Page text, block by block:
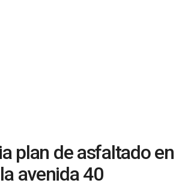
plan de asfaltado en
avenida 40